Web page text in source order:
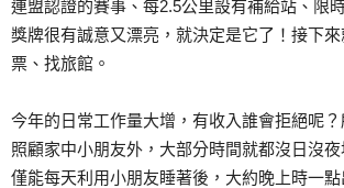
連盟認證的賽事、每2.5公里設有補給站、限
獎牌很有誠意又漂亮，就決定是它了！接下
票、找旅館。
今年的日常工作量大增，有收入誰會拒絕呢
照顧家中小朋友外，大部分時間就都沒日沒夜
僅能每天利用小朋友睡著後，大約晚上時一